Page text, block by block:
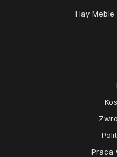
Hay
Praca